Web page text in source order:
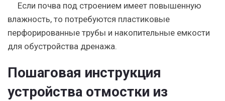
Если почва под строением имеет повышенную
влажность, то потребуются пластиковые
перфорированные трубы и накопительные емкости
для обустройства дренажа.
Пошаговая инструкция
устройства отмостки из